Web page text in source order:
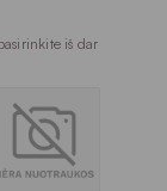
iš dar